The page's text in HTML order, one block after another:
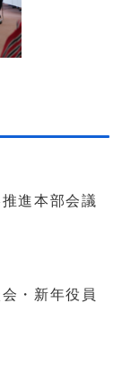
進本部会議
・新年役員